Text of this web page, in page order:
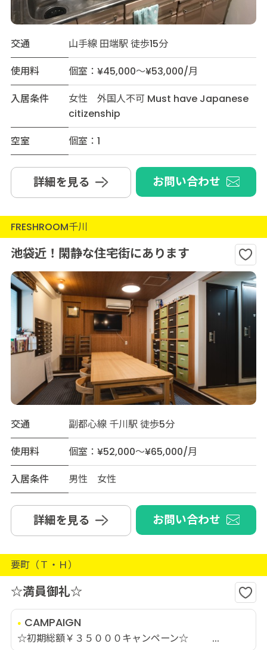
交通
山手線 田端駅 徒歩15分
使用料
個室：¥45,000～¥53,000/月
入居条件
女性 外国人不可 Must have Japanese
citizenship
空室
個室：1
詳細を見る お問い合わせ
FRESHROOM千川
池袋近！閑静な住宅街にあります
交通
副都心線 千川駅 徒歩5分
使用料
個室：¥52,000～¥65,000/月
入居条件
男性 女性
詳細を見る お問い合わせ
要町（Ｔ・Ｈ）
☆満員御礼☆
CAMPAIGN
☆初期総額￥３５０００キャンペーン☆ ...